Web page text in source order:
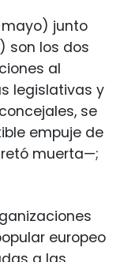
mayo) junto
son los dos
al
legislativas y
se
empuje de
muerta—;
europeo